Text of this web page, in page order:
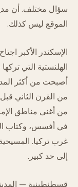
سؤال مختلف. أن
الموقع ليس كذلك.
الهلنستية التي
أصبحت من أكثر
من القرن الثاني
من أغنى مناطق
في أفسس، وكتاب
غرب تركيا. المسيحية
إلى حد كبير.
قسطنطينية —